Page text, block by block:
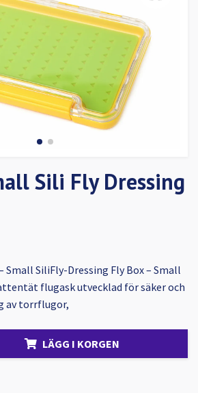
Sili Fly Dressing
Small SiliFly-Dressing Fly Box – Small
flugask utvecklad för säker och
av torrflugor,
LÄGG I KORGEN